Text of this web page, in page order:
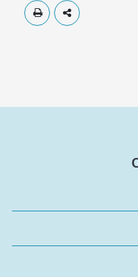
Skriv utDela